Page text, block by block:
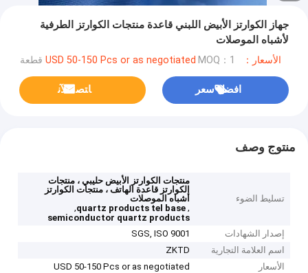
جهاز الكوارتز الأبيض اللبني قاعدة منتجات الكوارتز الطرفية
لأشباه الموصلات
الأسعار：USD 50-150 Pcs or as negotiated MOQ：1 قطعة
افضل سعر ﺎﺘﺼﻟ ﺍﻶﻧ
منتوج وصف
تسليط الضوء
منتجات الكوارتز الأبيض حليبي ، منتجات
الكوارتز قاعدة الهاتف ، منتجات الكوارتز
أشباه الموصلات
,
quartz products tel base
,
semiconductor quartz products
إصدار الشهادات
SGS, ISO 9001
اسم العلامة التجارية
ZKTD
الأسعار
USD 50-150 Pcs or as negotiated